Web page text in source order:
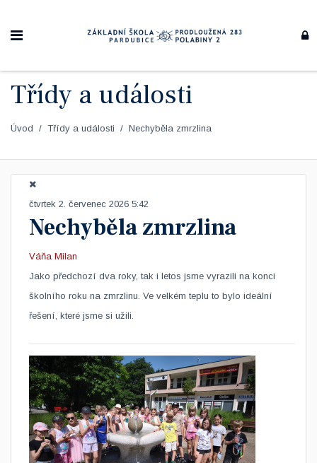
Třídy a události
Úvod Třídy a události Nechyběla zmrzlina
čtvrtek 2. červenec 2026 5:42
Nechyběla zmrzlina
Váňa Milan
​Jako předchozí dva roky, tak i letos jsme vyrazili na konci
školního roku na zmrzlinu. Ve velkém teplu to bylo ideální
řešení, které jsme si užili.